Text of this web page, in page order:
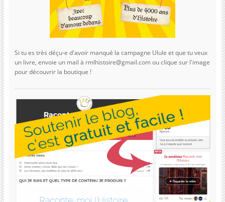
Si tu es très déçu-e d'avoir manqué la campagne Ulule et que tu veux
un livre, envoie un mail à rmlhistoire@gmail.com ou clique sur l'image
pour découvrir la boutique !